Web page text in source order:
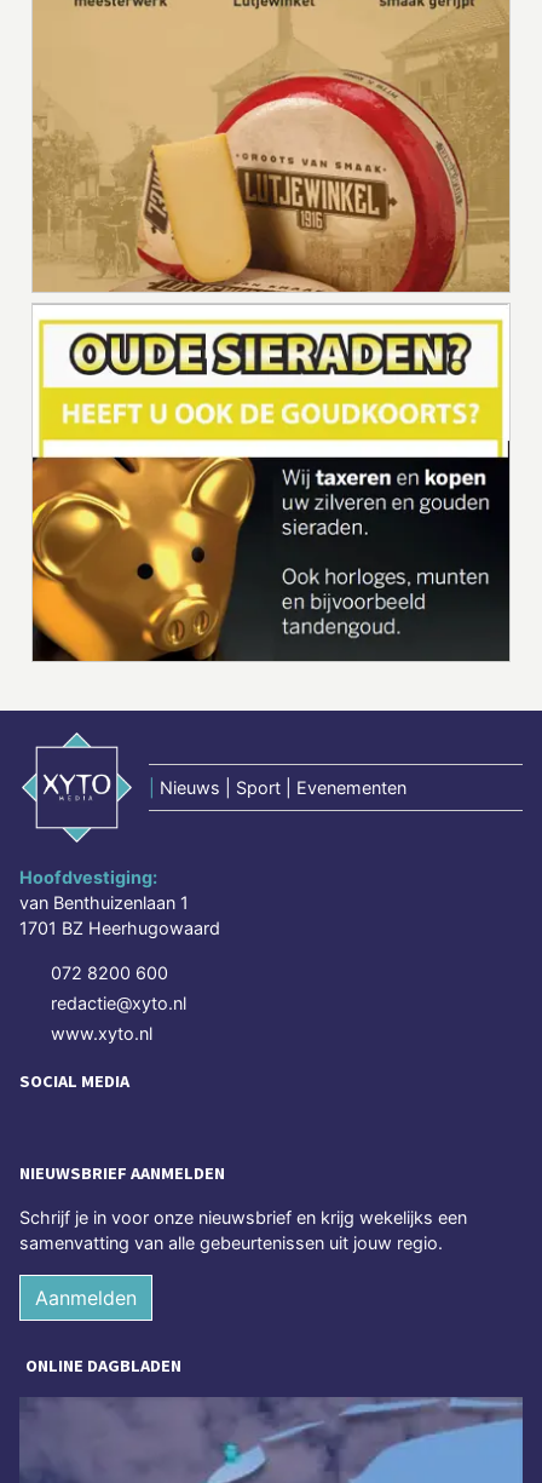
Nieuws | Sport | Evenementen
Hoofdvestiging:
van Benthuizenlaan 1
1701 BZ Heerhugowaard
072 8200 600
redactie@xyto.nl
www.xyto.nl
SOCIAL MEDIA
NIEUWSBRIEF AANMELDEN
Schrijf je in voor onze nieuwsbrief en krijg wekelijks een
samenvatting van alle gebeurtenissen uit jouw regio.
Aanmelden
ONLINE DAGBLADEN